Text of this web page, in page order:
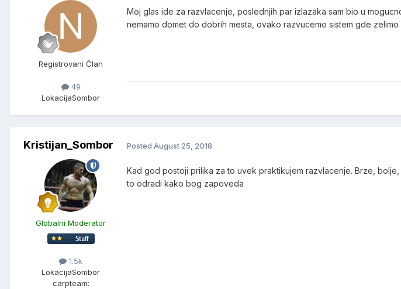
Registrovani Član
49
LokacijaSombor
Moj glas ide za razvlacenje, poslednjih par izlazaka sam bio u
nemamo domet do dobrih mesta, ovako razvucemo sistem gde zelimo
Kristijan_Sombor
Globalni Moderator
1.5k
LokacijaSombor
carpteam:
Posted August 25, 2018
Kad god postoji prilika za to uvek praktikujem razvlacenje. Brze,
to odradi kako bog zapoveda